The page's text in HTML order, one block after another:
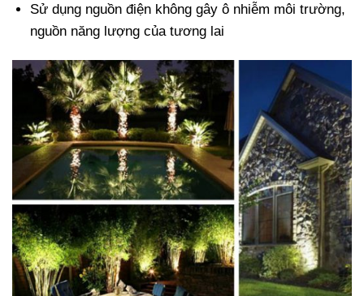
Sử dụng nguồn điện không gây ô nhiễm môi trường,
nguồn năng lượng của tương lai